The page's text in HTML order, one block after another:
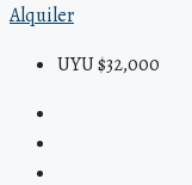
Alquiler
UYU $32,000